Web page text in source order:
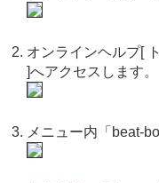
オンラインヘルプ[
]へアクセスします。
メニュー内「beat-